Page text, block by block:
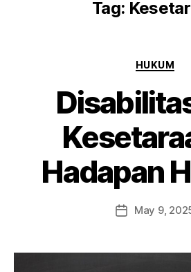
Tag:
HUKUM
Hadapan
May 9,